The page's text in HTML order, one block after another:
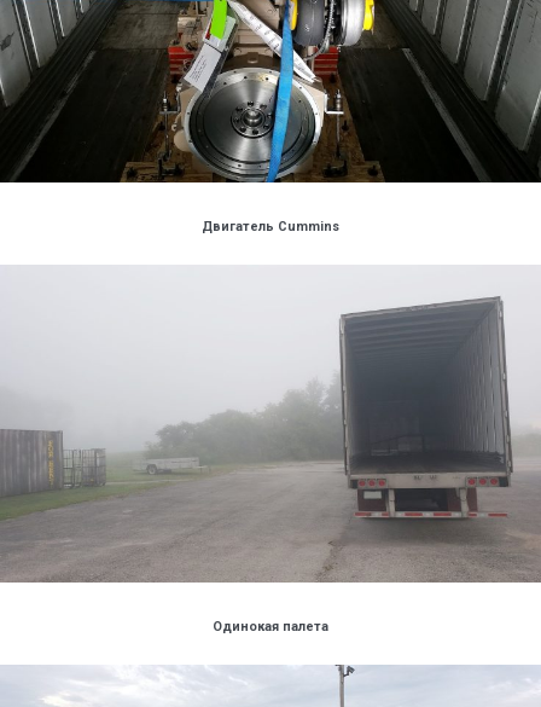
Двигатель Сummins
Одинокая палета